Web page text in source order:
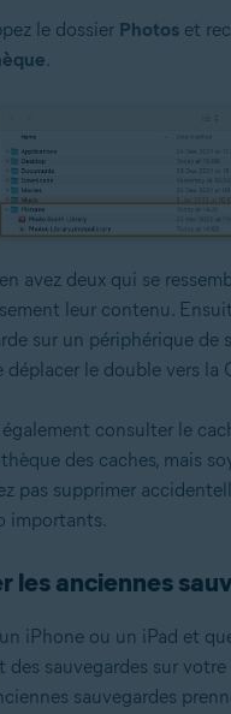
le dossier Photos et
.
avez deux qui se
leur contenu.
sur un périphérique de
déplacer le double vers la
consulter le
des caches, mais
pas supprimer
importants.
les anciennes
iPhone ou un iPad et
des sauvegardes sur
sauvegardes